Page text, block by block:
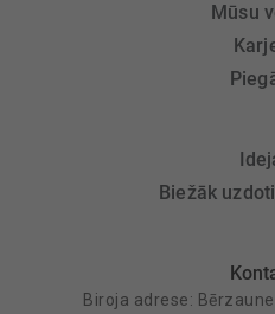
Mūsu
Biežāk
Biroja adrese: